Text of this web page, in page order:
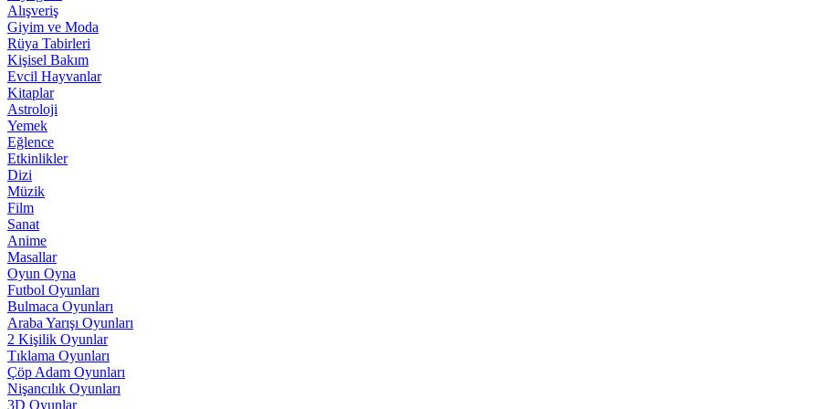
Alışveriş
Giyim ve Moda
Rüya Tabirleri
Kişisel Bakım
Evcil Hayvanlar
Kitaplar
Astroloji
Yemek
Eğlence
Etkinlikler
Dizi
Müzik
Film
Sanat
Anime
Masallar
Oyun Oyna
Futbol Oyunları
Bulmaca Oyunları
Araba Yarışı Oyunları
2 Kişilik Oyunlar
Tıklama Oyunları
Çöp Adam Oyunları
Nişancılık Oyunları
3D Oyunlar